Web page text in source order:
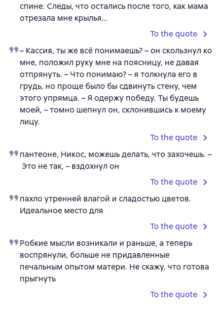
спине. Следы, что остались после того, как мама
отрезала мне крылья…
To the quote
– Кассия, ты же всё понимаешь? – он скользнул ко
мне, положил руку мне на поясницу, не давая
отпрянуть. – Что понимаю? – я толкнула его в
грудь, но проще было бы сдвинуть стену, чем
этого упрямца. – Я одержу победу. Ты будешь
моей, – томно шепнул он, склонившись к моему
лицу.
To the quote
пантеоне, Никос, можешь делать, что захочешь. –
Это не так, – вздохнул он
To the quote
пахло утренней влагой и сладостью цветов.
Идеальное место для
To the quote
Робкие мысли возникали и раньше, а теперь
воспрянули, больше не придавленные
печальным опытом матери. Не скажу, что готова
прыгнуть
To the quote